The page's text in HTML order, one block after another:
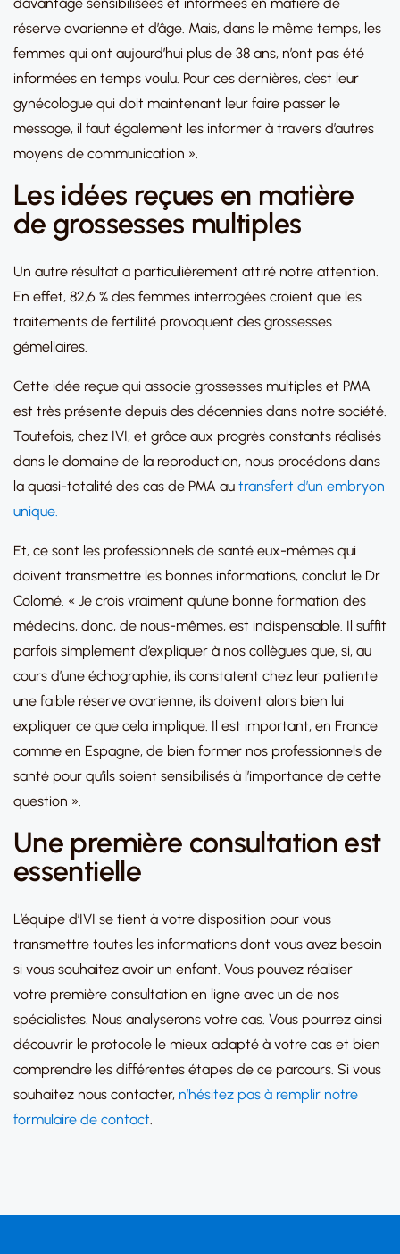
réserve ovarienne et d’âge. Mais, dans le même temps, les
femmes qui ont aujourd’hui plus de 38 ans, n’ont pas été
informées en temps voulu. Pour ces dernières, c’est leur
gynécologue qui doit maintenant leur faire passer le
message, il faut également les informer à travers d’autres
moyens de communication ».
Les idées reçues en matière
de grossesses multiples
Un autre résultat a particulièrement attiré notre attention.
En effet, 82,6 % des femmes interrogées croient que les
traitements de fertilité provoquent des grossesses
gémellaires.
Cette idée reçue qui associe grossesses multiples et PMA
est très présente depuis des décennies dans notre société.
Toutefois, chez IVI, et grâce aux progrès constants réalisés
dans le domaine de la reproduction, nous procédons dans
la quasi-totalité des cas de PMA au transfert d’un embryon
unique.
Et, ce sont les professionnels de santé eux-mêmes qui
doivent transmettre les bonnes informations, conclut le Dr
Colomé. « Je crois vraiment qu’une bonne formation des
médecins, donc, de nous-mêmes, est indispensable. Il suffit
parfois simplement d’expliquer à nos collègues que, si, au
cours d’une échographie, ils constatent chez leur patiente
une faible réserve ovarienne, ils doivent alors bien lui
expliquer ce que cela implique. Il est important, en France
comme en Espagne, de bien former nos professionnels de
santé pour qu’ils soient sensibilisés à l’importance de cette
question ».
Une première consultation est
essentielle
L’équipe d’IVI se tient à votre disposition pour vous
transmettre toutes les informations dont vous avez besoin
si vous souhaitez avoir un enfant. Vous pouvez réaliser
votre première consultation en ligne avec un de nos
spécialistes. Nous analyserons votre cas. Vous pourrez ainsi
découvrir le protocole le mieux adapté à votre cas et bien
comprendre les différentes étapes de ce parcours. Si vous
souhaitez nous contacter, n’hésitez pas à remplir notre
formulaire de contact.